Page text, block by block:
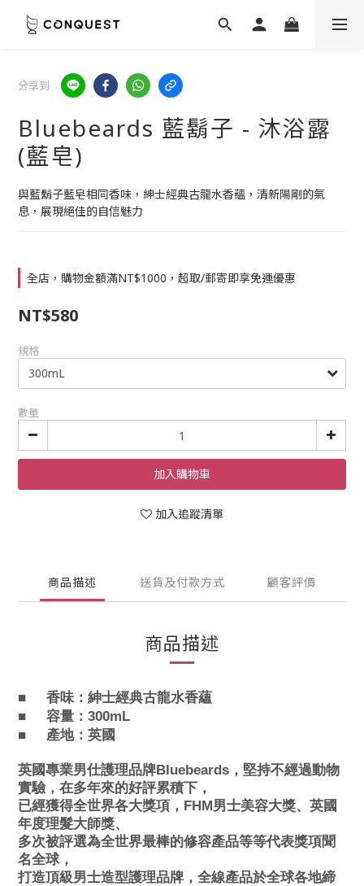
分享到
Bluebeards 藍鬍子 - 沐浴露
(藍皂)
與藍鬍子藍皂相同香味，紳士經典古龍水香蘊，清新陽剛的氣
息，展現絕佳的自信魅力
全店，購物金額滿NT$1000，超取/郵寄即享免運優惠
NT$580
規格
數量
加入購物車
加入追蹤清單
商品描述 送貨及付款方式 顧客評價
商品描述
■ 香味： 紳士經典古龍水香蘊
■ 容量：300mL
■ 產地：英國
英國專業男仕護理品牌Bluebeards，堅持不經過動物
實驗，在多年來的好評累積下，
已經獲得全世界各大獎項，FHM男士美容大獎、英國
年度理髮大師獎、
多次被評選為全世界最棒的修容產品等等代表獎項聞
名全球，
打造頂級男士造型護理品牌，全線產品於全球各地締